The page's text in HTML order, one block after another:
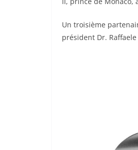
Un troisième
président Dr.